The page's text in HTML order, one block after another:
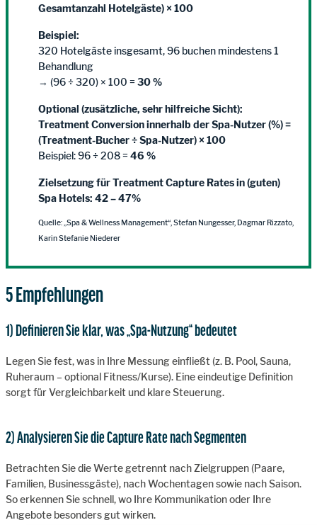
Gesamtanzahl Hotelgäste) × 100
Beispiel:
320 Hotelgäste insgesamt, 96 buchen mindestens 1
Behandlung
→ (96 ÷ 320) × 100 =30 %
Optional (zusätzliche, sehr hilfreiche Sicht):
Treatment Conversion innerhalb der Spa-Nutzer (%) =
(Treatment-Bucher ÷ Spa-Nutzer) × 100
Beispiel: 96 ÷ 208 =46 %
Zielsetzung für Treatment Capture Rates in (guten)
Spa Hotels: 42 – 47%
Quelle: „Spa & Wellness Management“, Stefan Nungesser, Dagmar Rizzato,
Karin Stefanie Niederer
5 Empfehlungen
1) Definieren Sie klar, was „Spa-Nutzung“ bedeutet
Legen Sie fest, was in Ihre Messung einfließt (z. B. Pool, Sauna,
Ruheraum – optional Fitness/Kurse). Eine eindeutige Definition
sorgt für Vergleichbarkeit und klare Steuerung.
2) Analysieren Sie die Capture Rate nach Segmenten
Betrachten Sie die Werte getrennt nach Zielgruppen (Paare,
Familien, Businessgäste), nach Wochentagen sowie nach Saison.
So erkennen Sie schnell, wo Ihre Kommunikation oder Ihre
Angebote besonders gut wirken.